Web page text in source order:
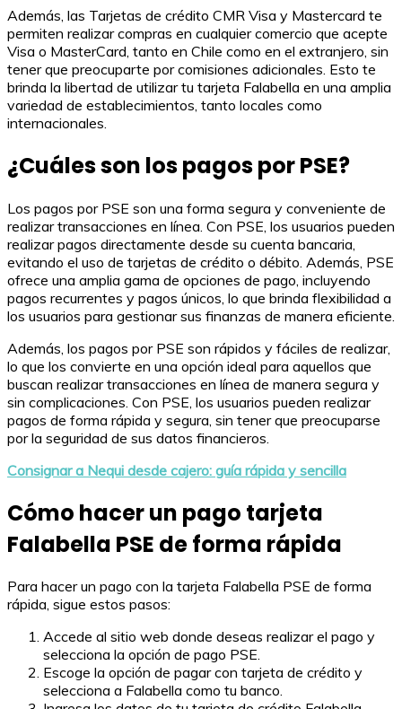
Además, las Tarjetas de crédito CMR Visa y Mastercard te
permiten realizar compras en cualquier comercio que acepte
Visa o MasterCard, tanto en Chile como en el extranjero, sin
tener que preocuparte por comisiones adicionales. Esto te
brinda la libertad de utilizar tu tarjeta Falabella en una amplia
variedad de establecimientos, tanto locales como
internacionales.
¿Cuáles son los pagos por PSE?
Los pagos por PSE son una forma segura y conveniente de
realizar transacciones en línea. Con PSE, los usuarios pueden
realizar pagos directamente desde su cuenta bancaria,
evitando el uso de tarjetas de crédito o débito. Además, PSE
ofrece una amplia gama de opciones de pago, incluyendo
pagos recurrentes y pagos únicos, lo que brinda flexibilidad a
los usuarios para gestionar sus finanzas de manera eficiente.
Además, los pagos por PSE son rápidos y fáciles de realizar,
lo que los convierte en una opción ideal para aquellos que
buscan realizar transacciones en línea de manera segura y
sin complicaciones. Con PSE, los usuarios pueden realizar
pagos de forma rápida y segura, sin tener que preocuparse
por la seguridad de sus datos financieros.
Consignar a Nequi desde cajero: guía rápida y sencilla
Cómo hacer un pago tarjeta
Falabella PSE de forma rápida
Para hacer un pago con la tarjeta Falabella PSE de forma
rápida, sigue estos pasos:
Accede al sitio web donde deseas realizar el pago y
selecciona la opción de pago PSE.
Escoge la opción de pagar con tarjeta de crédito y
selecciona a Falabella como tu banco.